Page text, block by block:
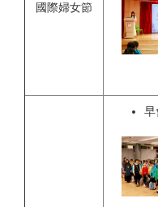
國際婦女節
早